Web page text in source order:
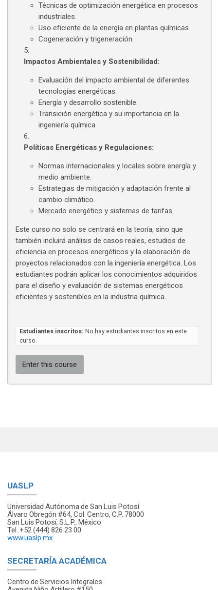
Técnicas de optimización energética en procesos
industriales.
Uso eficiente de la energía en plantas químicas.
Cogeneración y trigeneración.
Impactos Ambientales y Sostenibilidad:
Evaluación del impacto ambiental de diferentes
tecnologías energéticas.
Energía y desarrollo sostenible.
Transición energética y su importancia en la
ingeniería química.
Políticas Energéticas y Regulaciones:
Normas internacionales y locales sobre energía y
medio ambiente.
Estrategias de mitigación y adaptación frente al
cambio climático.
Mercado energético y sistemas de tarifas.
Este curso no solo se centrará en la teoría, sino que
también incluirá análisis de casos reales, estudios de
eficiencia en procesos energéticos y la elaboración de
proyectos relacionados con la ingeniería energética. Los
estudiantes podrán aplicar los conocimientos adquiridos
para el diseño y evaluación de sistemas energéticos
eficientes y sostenibles en la industria química.
Estudiantes inscritos: No hay estudiantes inscritos en este
curso.
Enter this course
UASLP
Universidad Autónoma de San Luis Potosí
Álvaro Obregón #64, Col. Centro, C.P. 78000
San Luis Potosí, S.L.P., México
Tel. +52 (444) 826 23 00
www.uaslp.mx
SECRETARÍA ACADÉMICA
Centro de Servicios Integrales